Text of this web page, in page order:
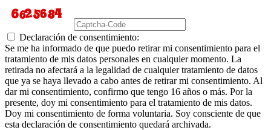
Declaración de consentimiento:
Se me ha informado de que puedo retirar mi consentimiento para el
tratamiento de mis datos personales en cualquier momento. La
retirada no afectará a la legalidad de cualquier tratamiento de datos
que ya se haya llevado a cabo antes de retirar mi consentimiento. Al
dar mi consentimiento, confirmo que tengo 16 años o más. Por la
presente, doy mi consentimiento para el tratamiento de mis datos.
Doy mi consentimiento de forma voluntaria. Soy consciente de que
esta declaración de consentimiento quedará archivada.